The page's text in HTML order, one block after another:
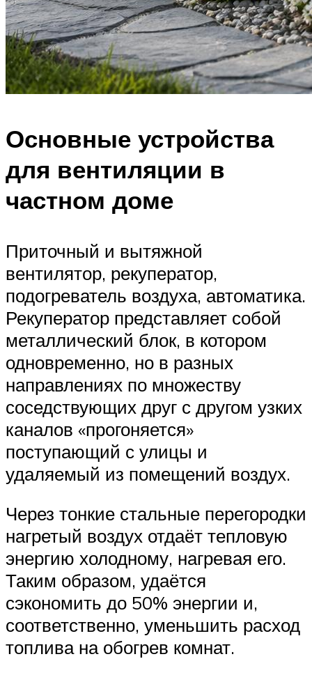
Основные устройства
для вентиляции в
частном доме
Приточный и вытяжной
вентилятор, рекуператор,
подогреватель воздуха, автоматика.
Рекуператор представляет собой
металлический блок, в котором
одновременно, но в разных
направлениях по множеству
соседствующих друг с другом узких
каналов «прогоняется»
поступающий с улицы и
удаляемый из помещений воздух.
Через тонкие стальные перегородки
нагретый воздух отдаёт тепловую
энергию холодному, нагревая его.
Таким образом, удаётся
сэкономить до 50% энергии и,
соответственно, уменьшить расход
топлива на обогрев комнат.